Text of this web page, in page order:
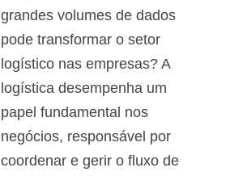
grandes volumes de dados
pode transformar o setor
logístico nas empresas? A
logística desempenha um
papel fundamental nos
negócios, responsável por
coordenar e gerir o fluxo de